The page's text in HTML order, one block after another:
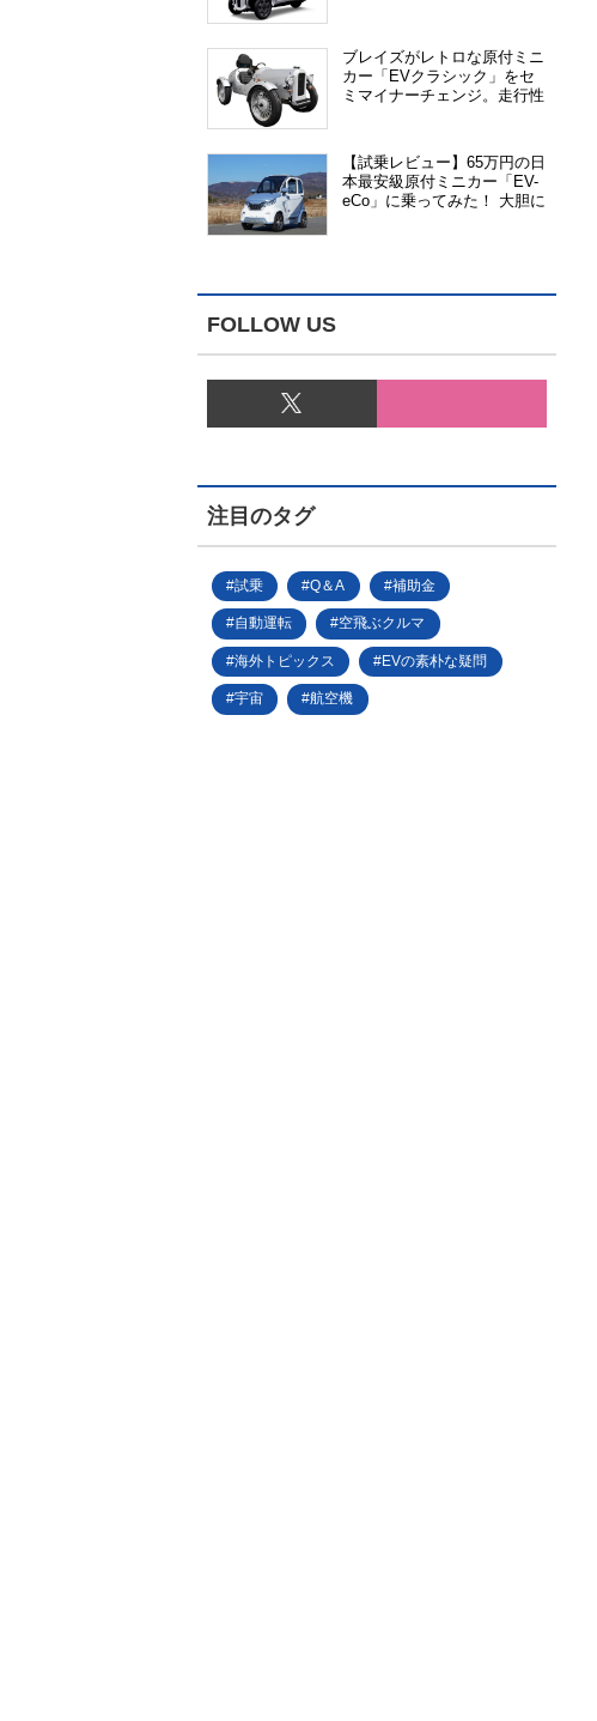
ブレイズがレトロな原付ミニ
カー「EVクラシック」をセ
ミマイナーチェンジ。走行性
【試乗レビュー】65万円の日
本最安級原付ミニカー「EV-
eCo」に乗ってみた！ 大胆に
FOLLOW US
注目のタグ
試乗 Q＆A 補助金
自動運転 空飛ぶクルマ
海外トピックス EVの素朴な疑問
宇宙 航空機